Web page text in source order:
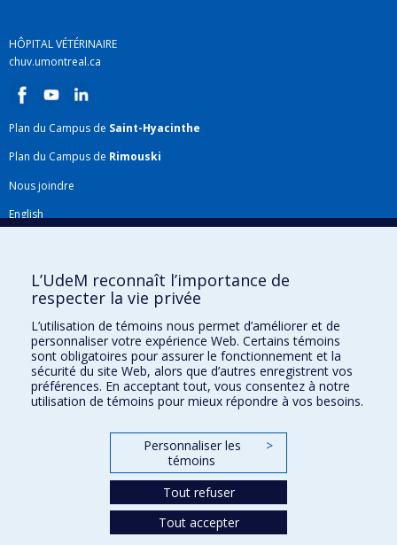
HÔPITAL VÉTÉRINAIRE
chuv.umontreal.ca
Plan du Campus de Saint-Hyacinthe
Plan du Campus de Rimouski
Nous joindre
English
Plan du site
Accessibilité
Gabarits et image de marque
Agenda FMV & calendrier académique
La Faculté de médecine vétérinaire de l'Université de Montréal détient
l'agrément completde l'AVMAet est membre de l'AAVMC.
L’UdeM reconnaît l’importance de
respecter la vie privée
L’utilisation de témoins nous permet d’améliorer et de
personnaliser votre expérience Web. Certains témoins
sont obligatoires pour assurer le fonctionnement et la
sécurité du site Web, alors que d’autres enregistrent vos
préférences. En acceptant tout, vous consentez à notre
utilisation de témoins pour mieux répondre à vos besoins.
Personnaliser les
témoins
>
Tout refuser
Tout accepter